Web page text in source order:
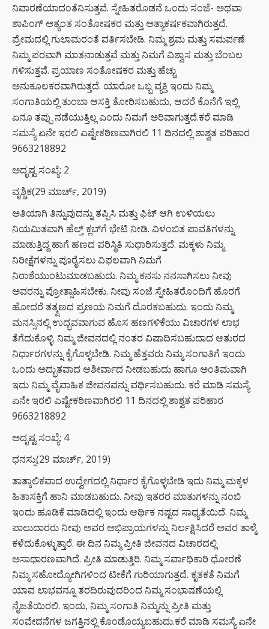
ನಿವಾರಣೆಯಾದಂತೆನಿಸುತ್ತವೆ. ಸ್ನೇಹಿತರೊಡನೆ ಒಂದು ಸಂಜೆ- ಅಥವಾ
ಶಾಪಿಂಗ್ ಅತ್ಯಂತ ಸಂತೋಷಕರ ಮತ್ತು ಅತ್ಯಾಕರ್ಷಕವಾಗಿರುತ್ತದೆ.
ಪ್ರೇಮದಲ್ಲಿ ಗುಲಾಮರಂತೆ ವರ್ತಿಸಬೇಡಿ. ನಿಮ್ಮ ಶ್ರಮ ಮತ್ತು ಸಮರ್ಪಣೆ
ನಿಮ್ಮ ಪರವಾಗಿ ಮಾತನಾಡುತ್ತವೆ ಮತ್ತು ನಿಮಗೆ ವಿಶ್ವಾಸ ಮತ್ತು ಬೆಂಬಲ
ಗಳಿಸುತ್ತವೆ. ಪ್ರಯಾಣ ಸಂತೋಷಕರ ಮತ್ತು ಹೆಚ್ಚು
ಅನುಕೂಲಕರವಾಗಿರುತ್ತದೆ. ಯಾರೋ ಒಬ್ಬ ವ್ಯಕ್ತಿ ಇಂದು ನಿಮ್ಮ
ಸಂಗಾತಿಯಲ್ಲಿ ತುಂಬಾ ಆಸಕ್ತಿ ತೋರಿಸಬಹುದು, ಆದರೆ ಕೊನೆಗೆ ಇಲ್ಲಿ
ಏನೂ ತಪ್ಪು ನಡೆಯುತ್ತಿಲ್ಲ ಎಂದು ನಿಮಗೆ ಅರಿವಾಗುತ್ತದೆ.ಕರೆ ಮಾಡಿ
ಸಮಸ್ಯೆ ಏನೇ ಇರಲಿ ಎಷ್ಟೇಕಠಿಣವಾಗಿರಲಿ 11 ದಿನದಲ್ಲಿ ಶಾಶ್ವತ ಪರಿಹಾರ
9663218892
ಅದೃಷ್ಟ ಸಂಖ್ಯೆ: 2
ವೃಶ್ಚಿಕ(29 ಮಾರ್ಚ್, 2019)
ಅತಿಯಾಗಿ ತಿನ್ನುವುದನ್ನು ತಪ್ಪಿಸಿ ಮತ್ತು ಫಿಟ್ ಆಗಿ ಉಳಿಯಲು
ನಿಯಮಿತವಾಗಿ ಹೆಲ್ತ್ ಕ್ಲಬ್‌ಗೆ ಭೇಟಿ ನೀಡಿ. ವಿಳಂಬಿತ ಪಾವತಿಗಳನ್ನು
ಮಾಡುತ್ತಿದ್ದ ಹಾಗೆ ಹಣದ ಪರಿಸ್ಥಿತಿ ಸುಧಾರಿಸುತ್ತದೆ. ಮಕ್ಕಳು ನಿಮ್ಮ
ನಿರೀಕ್ಷೆಗಳನ್ನು ಪೂರೈಸಲು ವಿಫಲವಾಗಿ ನಿಮಗೆ
ನಿರಾಶೆಯುಂಟುಮಾಡಬಹುದು. ನಿಮ್ಮ ಕನಸು ನನಸಾಗಿಸಲು ನೀವು
ಅವರನ್ನು ಪ್ರೋತ್ಸಾಹಿಸಬೇಕು. ನೀವು ಸಂಜೆ ಸ್ನೇಹಿತರೊಂದಿಗೆ ಹೊರಗೆ
ಹೋದರೆ ತತ್ಕ್ಷಣದ ಪ್ರಣಯ ನಿಮಗೆ ದೊರಕಬಹುದು. ಇಂದು ನಿಮ್ಮ
ಮನಸ್ಸಿನಲ್ಲಿ ಉದ್ಭವವಾಗುವ ಹೊಸ ಹಣಗಳಿಕೆಯು ವಿಚಾರಗಳ ಲಾಭ
ತೆಗೆದುಕೊಳ್ಳಿ. ನಿಮ್ಮ ಜೀವನದಲ್ಲಿ ನಂತರ ವಿಷಾದಿಸಬಹುದಾದ ಆತುರದ
ನಿರ್ಧಾರಗಳನ್ನು ಕೈಗೊಳ್ಳಬೇಡಿ. ನಿಮ್ಮ ಹೆತ್ತವರು ನಿಮ್ಮ ಸಂಗಾತಿಗೆ ಇಂದು
ಒಂದು ಅದ್ಭುತವಾದ ಆಶೀರ್ವಾದ ನೀಡಬಹುದು ಹಾಗೂ ಅಂತಿಮವಾಗಿ
ಇದು ನಿಮ್ಮ ವೈವಾಹಿಕ ಜೀವನವನ್ನು ವರ್ಧಿಸಬಹುದು. ಕರೆ ಮಾಡಿ ಸಮಸ್ಯೆ
ಏನೇ ಇರಲಿ ಎಷ್ಟೇಕಠಿಣವಾಗಿರಲಿ 11 ದಿನದಲ್ಲಿ ಶಾಶ್ವತ ಪರಿಹಾರ
9663218892
ಅದೃಷ್ಟ ಸಂಖ್ಯೆ: 4
ಧನಸ್ಸು(29 ಮಾರ್ಚ್, 2019)
ತಾತ್ಕಾಲಿಕವಾದ ಉದ್ವೇಗದಲ್ಲಿ ನಿರ್ಧಾರ ಕೈಗೊಳ್ಳಬೇಡಿ ಇದು ನಿಮ್ಮ ಮಕ್ಕಳ
ಹಿತಾಸಕ್ತಿಗೆ ಹಾನಿ ಮಾಡಬಹುದು. ನೀವು ಇತರರ ಮಾತುಗಳನ್ನು ನಂಬಿ
ಇಂದು ಹೂಡಿಕೆ ಮಾಡಿದಲ್ಲಿ ಇಂದು ಆರ್ಥಿಕ ನಷ್ಟದ ಸಾಧ್ಯತೆಯಿದೆ. ನಿಮ್ಮ
ಪಾಲುದಾರರು ನೀವು ಅವರ ಅಭಿಪ್ರಾಯಗಳನ್ನು ನಿರ್ಲಕ್ಷಿಸಿದರೆ ಅವರ ತಾಳ್ಮೆ
ಕಳೆದುಕೊಳ್ಳುತ್ತಾರೆ. ಈ ದಿನ ನಿಮ್ಮ ಪ್ರೀತಿ ಜೀವನದ ವಿಚಾರದಲ್ಲಿ
ಅಸಾಧಾರಣವಾಗಿದೆ. ಪ್ರೀತಿ ಮಾಡುತ್ತಿರಿ. ನಿಮ್ಮ ಸರ್ವಾಧಿಕಾರಿ ಧೋರಣೆ
ನಿಮ್ಮ ಸಹೋದ್ಯೋಗಿಗಳಿಂದ ಟೀಕೆಗೆ ಗುರಿಯಾಗುತ್ತದೆ. ಕೃತಕತೆ ನಿಮಗೆ
ಯಾವ ಲಾಭವನ್ನೂ ತರದಿರುವುದರಿಂದ ನಿಮ್ಮ ಸಂಭಾಷಣೆಯಲ್ಲಿ
ನೈಜತೆಯಿರಲಿ. ಇಂದು, ನಿಮ್ಮ ಸಂಗಾತಿ ನಿಮ್ಮನ್ನು ಪ್ರೀತಿ ಮತ್ತು
ಸಂವೇದನೆಗಳ ಜಗತ್ತಿನಲ್ಲಿ ಕೊಂಡೊಯ್ಯಬಹುದು.ಕರೆ ಮಾಡಿ ಸಮಸ್ಯೆ ಏನೇ